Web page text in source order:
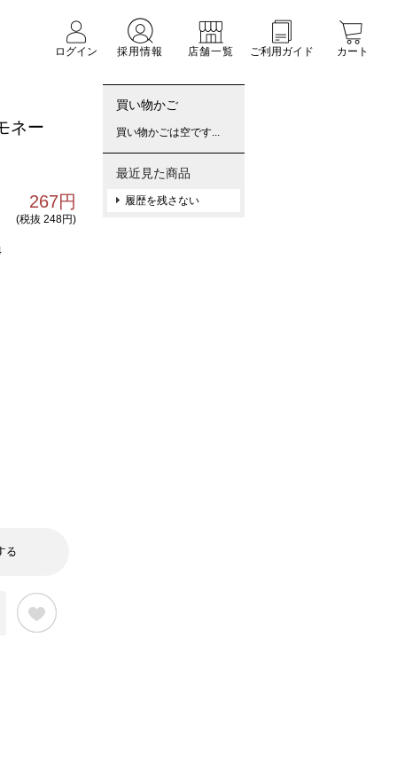
ログイン
採用情報 店舗一覧 ご利用ガイド カート
ネー
267円
(税抜 248円)
買い物かご
買い物かごは空です...
最近見た商品
履歴を残さない